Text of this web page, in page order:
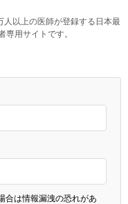
人以上の医師が登録する日本最
専用サイトです。
合は情報漏洩の恐れがあ